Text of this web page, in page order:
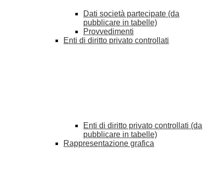
Dati società partecipate (da
pubblicare in tabelle)
Provvedimenti
Enti di diritto privato controllati
Enti di diritto privato controllati (da
pubblicare in tabelle)
Rappresentazione grafica